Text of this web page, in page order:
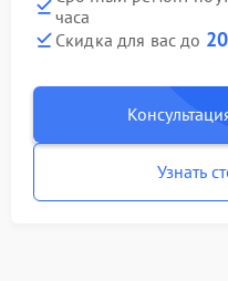
часа
Скидка для вас до
Узнать